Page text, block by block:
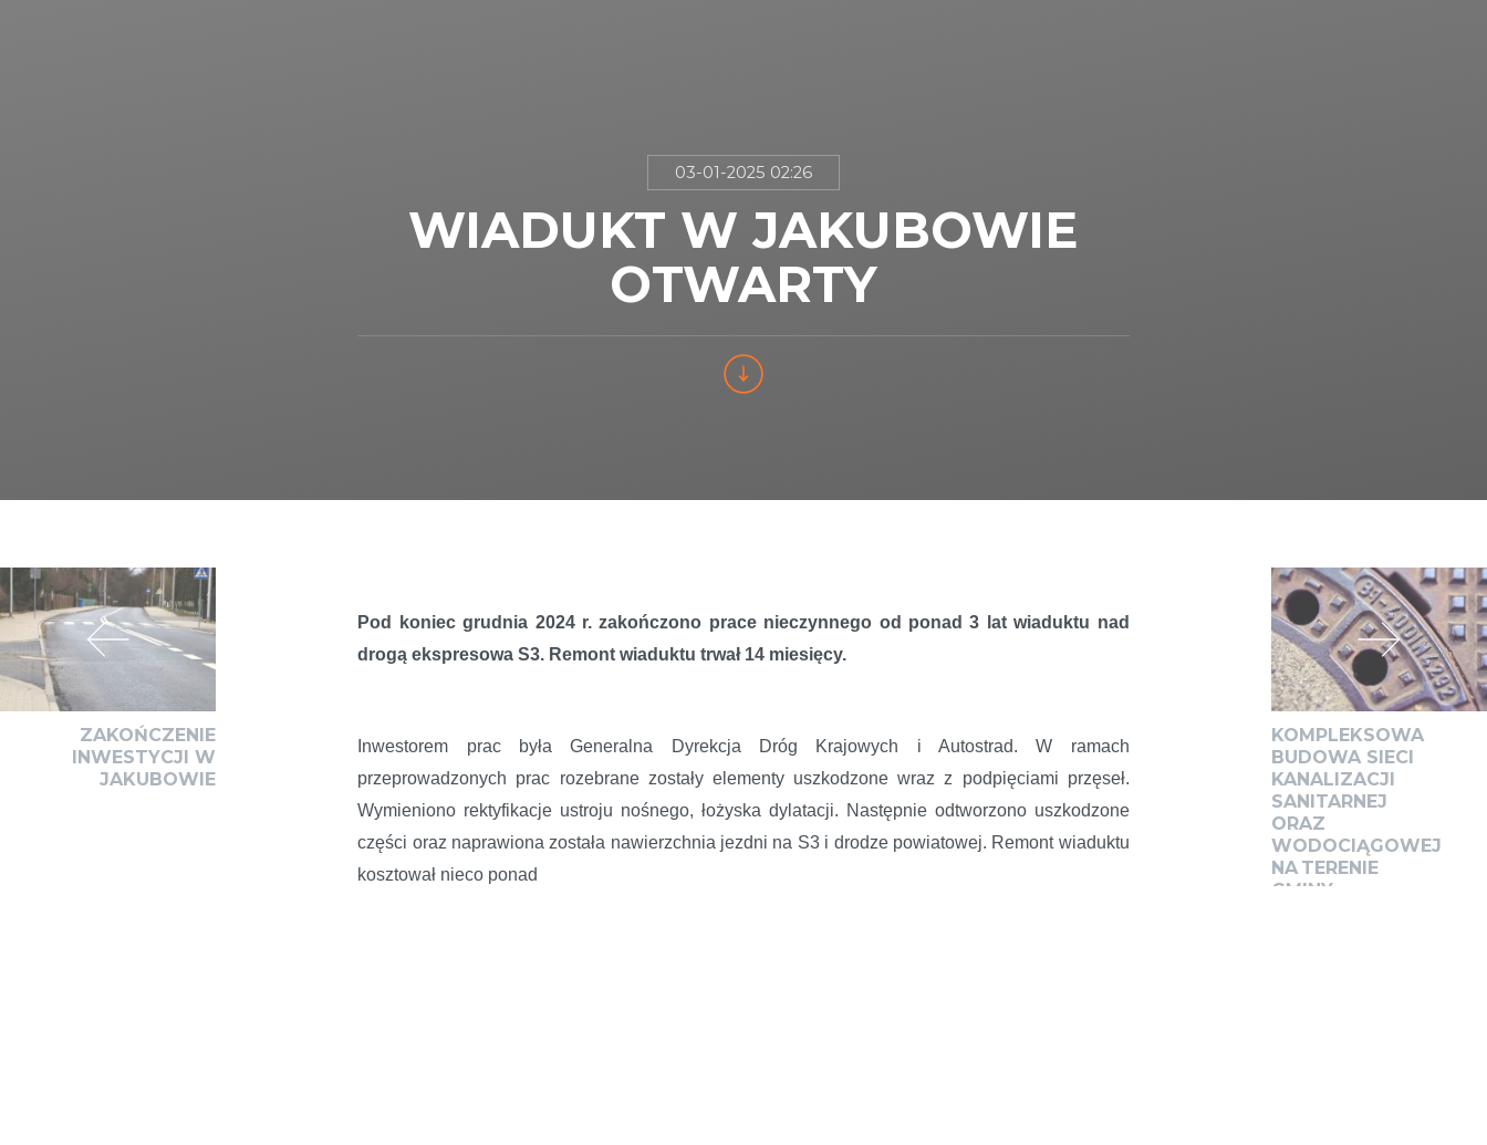
03-01-2025 02:26
WIADUKT W JAKUBOWIE
OTWARTY
Pod koniec grudnia 2024 r. zakończono prace nieczynnego od ponad 3 lat wiaduktu nad
drogą ekspresowa S3. Remont wiaduktu trwał 14 miesięcy.
Inwestorem prac była Generalna Dyrekcja Dróg Krajowych i Autostrad. W ramach
przeprowadzonych prac rozebrane zostały elementy uszkodzone wraz z podpięciami przęseł.
Wymieniono rektyfikacje ustroju nośnego, łożyska dylatacji. Następnie odtworzono uszkodzone
części oraz naprawiona została nawierzchnia jezdni na S3 i drodze powiatowej. Remont wiaduktu
kosztował nieco ponad
ZAKOŃCZENIE
INWESTYCJI W
JAKUBOWIE
KOMPLEKSOWA
BUDOWA SIECI
KANALIZACJI
SANITARNEJ
ORAZ
WODOCIĄGOWEJ
NA TERENIE
GMINY